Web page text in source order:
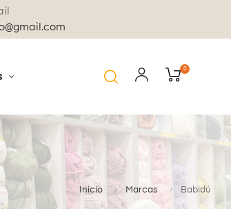
0
Inicio Marcas Babidú